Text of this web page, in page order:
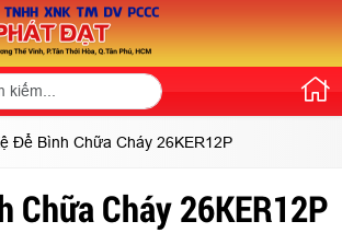
Để Bình Chữa Cháy 26KER12P
Chữa Cháy 26KER12P